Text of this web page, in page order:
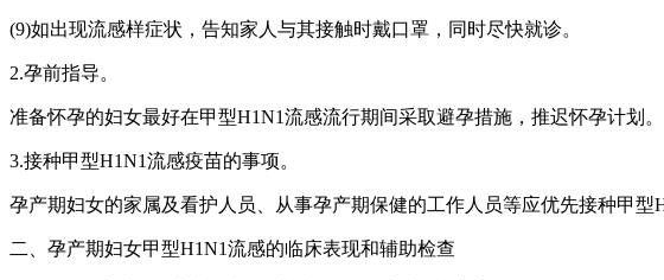
(9)如出现流感样症状，告知家人与其接触时戴口罩，同时尽快就诊。
2.孕前指导。
准备怀孕的妇女最好在甲型H1N1流感流行期间采取避孕措施，推迟怀孕计划。
3.接种甲型H1N1流感疫苗的事项。
孕产期妇女的家属及看护人员、从事孕产期保健的工作人员等应优先接种甲
二、孕产期妇女甲型H1N1流感的临床表现和辅助检查